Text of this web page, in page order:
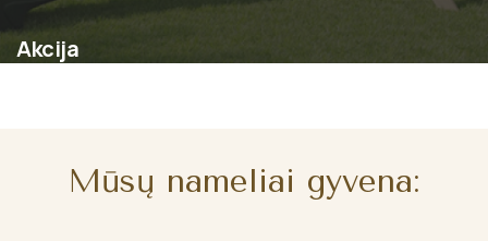
Akcija
Mūsų nameliai gyvena: